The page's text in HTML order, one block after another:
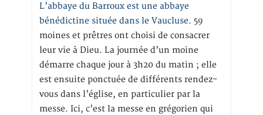
L’abbaye du Barroux est une abbaye
bénédictine située dans le Vaucluse. 59
moines et prêtres ont choisi de consacrer
leur vie à Dieu. La journée d’un moine
démarre chaque jour à 3h20 du matin ; elle
est ensuite ponctuée de différents rendez-
vous dans l’église, en particulier par la
messe. Ici, c’est la messe en grégorien qui